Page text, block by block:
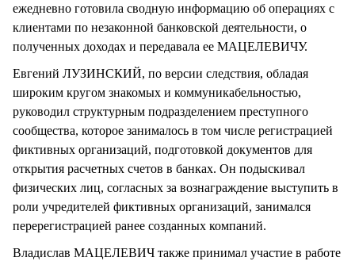
ежедневно готовила сводную информацию об операциях с
клиентами по незаконной банковской деятельности, о
полученных доходах и передавала ее МАЦЕЛЕВИЧУ.
Евгений ЛУЗИНСКИЙ, по версии следствия, обладая
широким кругом знакомых и коммуникабельностью,
руководил структурным подразделением преступного
сообщества, которое занималось в том числе регистрацией
фиктивных организаций, подготовкой документов для
открытия расчетных счетов в банках. Он подыскивал
физических лиц, согласных за вознаграждение выступить в
роли учредителей фиктивных организаций, занимался
перерегистрацией ранее созданных компаний.
Владислав МАЦЕЛЕВИЧ также принимал участие в работе